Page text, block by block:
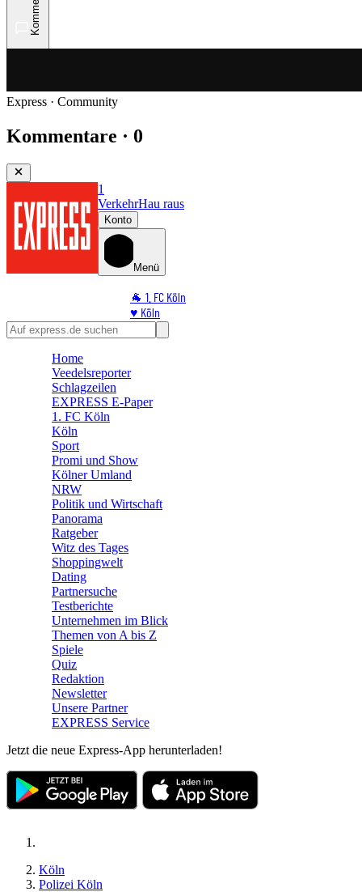
Express · Community
Kommentare · 0
1
VerkehrHau raus
Konto
Menü
🐐 1. FC Köln
♥️ Köln
⭐ Promi
🛒 Shoppingwelt
Home
Veedelsreporter
Schlagzeilen
EXPRESS E-Paper
1. FC Köln
Köln
Sport
Promi und Show
Kölner Umland
NRW
Politik und Wirtschaft
Panorama
Ratgeber
Witz des Tages
Shoppingwelt
Dating
Partnersuche
Testberichte
Unternehmen im Blick
Themen von A bis Z
Spiele
Quiz
Redaktion
Newsletter
Unsere Partner
EXPRESS Service
Jetzt die neue Express-App herunterladen!
Köln
Polizei Köln